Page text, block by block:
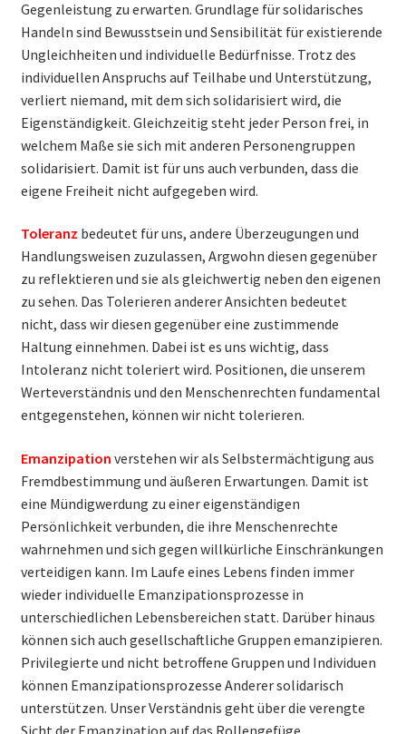
Gegenleistung zu erwarten. Grundlage für solidarisches
Handeln sind Bewusstsein und Sensibilität für existierende
Ungleichheiten und individuelle Bedürfnisse. Trotz des
individuellen Anspruchs auf Teilhabe und Unterstützung,
verliert niemand, mit dem sich solidarisiert wird, die
Eigenständigkeit. Gleichzeitig steht jeder Person frei, in
welchem Maße sie sich mit anderen Personengruppen
solidarisiert. Damit ist für uns auch verbunden, dass die
eigene Freiheit nicht aufgegeben wird.
Toleranz bedeutet für uns, andere Überzeugungen und
Handlungsweisen zuzulassen, Argwohn diesen gegenüber
zu reflektieren und sie als gleichwertig neben den eigenen
zu sehen. Das Tolerieren anderer Ansichten bedeutet
nicht, dass wir diesen gegenüber eine zustimmende
Haltung einnehmen. Dabei ist es uns wichtig, dass
Intoleranz nicht toleriert wird. Positionen, die unserem
Werteverständnis und den Menschenrechten fundamental
entgegenstehen, können wir nicht tolerieren.
Emanzipation verstehen wir als Selbstermächtigung aus
Fremdbestimmung und äußeren Erwartungen. Damit ist
eine Mündigwerdung zu einer eigenständigen
Persönlichkeit verbunden, die ihre Menschenrechte
wahrnehmen und sich gegen willkürliche Einschränkungen
verteidigen kann. Im Laufe eines Lebens finden immer
wieder individuelle Emanzipationsprozesse in
unterschiedlichen Lebensbereichen statt. Darüber hinaus
können sich auch gesellschaftliche Gruppen emanzipieren.
Privilegierte und nicht betroffene Gruppen und Individuen
können Emanzipationsprozesse Anderer solidarisch
unterstützen. Unser Verständnis geht über die verengte
Sicht der Emanzipation auf das Rollengefüge